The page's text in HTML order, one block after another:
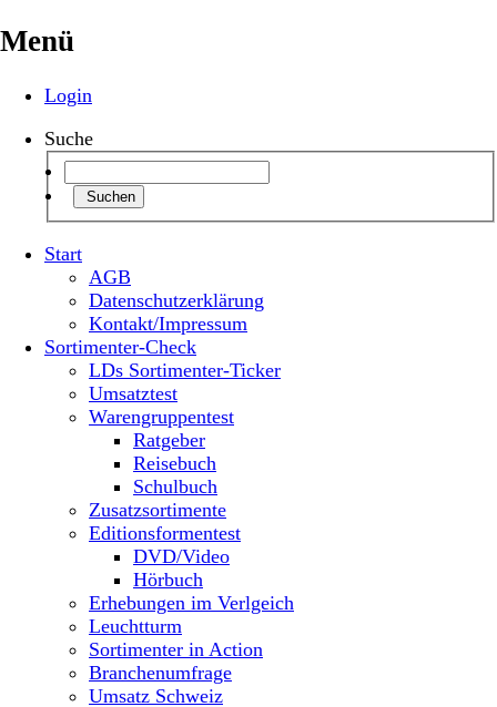
Menü
Login
Suche
Suchen
Start
AGB
Datenschutzerklärung
Kontakt/Impressum
Sortimenter-Check
LDs Sortimenter-Ticker
Umsatztest
Warengruppentest
Ratgeber
Reisebuch
Schulbuch
Zusatzsortimente
Editionsformentest
DVD/Video
Hörbuch
Erhebungen im Verlgeich
Leuchtturm
Sortimenter in Action
Branchenumfrage
Umsatz Schweiz